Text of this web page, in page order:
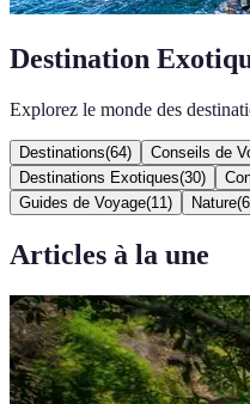
Destination
Explorez le monde des
Destinations(64) Conseils de
Destinations Exotiques(30)
Guides de Voyage(11 ) Nature(6
Articles à la une